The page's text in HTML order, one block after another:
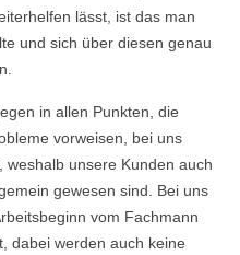
lässt, ist das man
und sich über diesen genau
in allen Punkten, die
vorweisen, bei uns
unsere Kunden auch
gewesen sind. Bei uns
vom Fachmann
dabei werden auch keine